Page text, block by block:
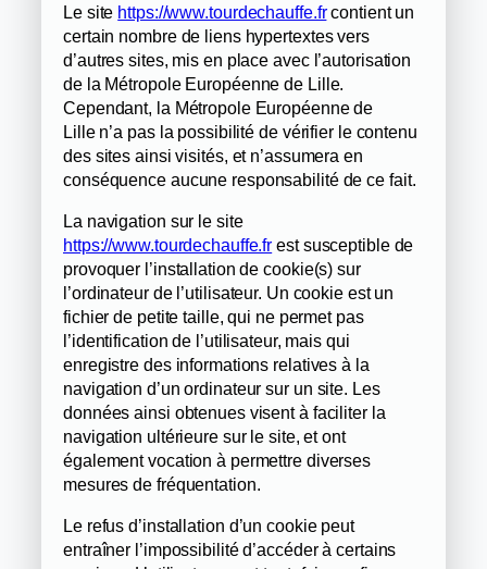
Le site https://www.tourdechauffe.frcontient un
certain nombre de liens hypertextes vers
d’autres sites, mis en place avec l’autorisation
de la Métropole Européenne de Lille.
Cependant, la Métropole Européenne de
Lille n’a pas la possibilité de vérifier le contenu
des sites ainsi visités, et n’assumera en
conséquence aucune responsabilité de ce fait.
La navigation sur le site
https://www.tourdechauffe.fr est susceptible de
provoquer l’installation de cookie(s) sur
l’ordinateur de l’utilisateur. Un cookie est un
fichier de petite taille, qui ne permet pas
l’identification de l’utilisateur, mais qui
enregistre des informations relatives à la
navigation d’un ordinateur sur un site. Les
données ainsi obtenues visent à faciliter la
navigation ultérieure sur le site, et ont
également vocation à permettre diverses
mesures de fréquentation.
Le refus d’installation d’un cookie peut
entraîner l’impossibilité d’accéder à certains